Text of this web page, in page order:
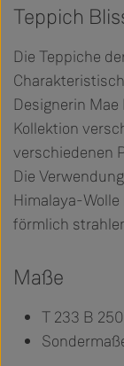
Teppich
Die Teppiche
Designerin
Kollektion
verschiedenen
Die
Himalaya-
förmlich
Maße
T 233 B